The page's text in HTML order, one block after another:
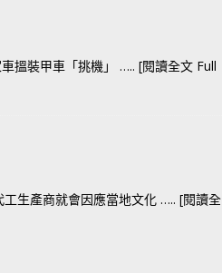
搵裝甲車「挑機」 ….. [閱讀全文 Full
生產商就會因應當地文化 ….. [閱讀全